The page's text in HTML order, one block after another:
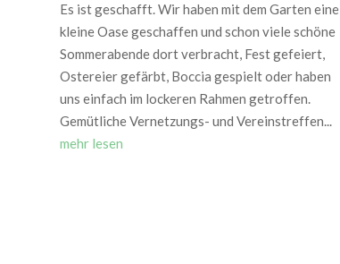
Es ist geschafft. Wir haben mit dem Garten eine
kleine Oase geschaffen und schon viele schöne
Sommerabende dort verbracht, Fest gefeiert,
Ostereier gefärbt, Boccia gespielt oder haben
uns einfach im lockeren Rahmen getroffen.
Gemütliche Vernetzungs- und Vereinstreffen...
mehr lesen